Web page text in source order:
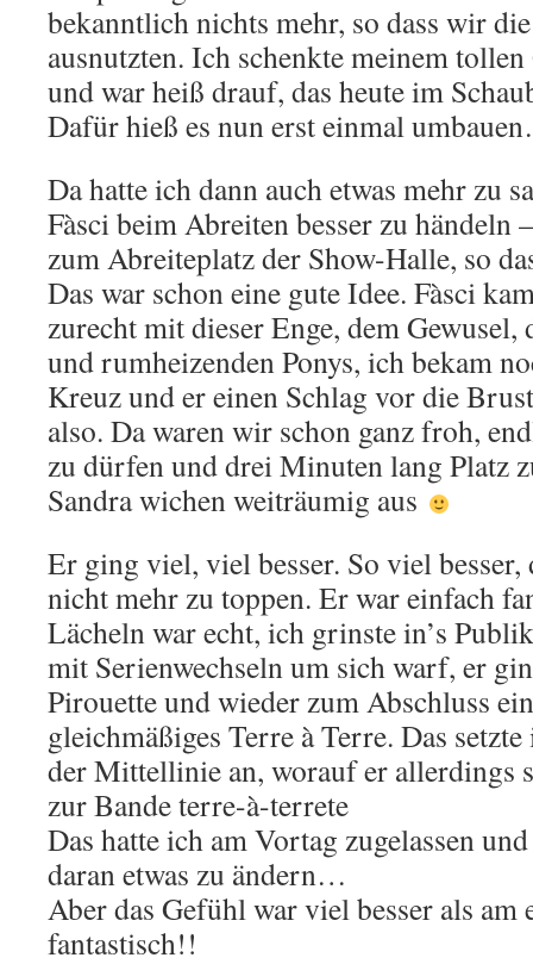
bekanntlich nichts mehr, so dass wir
ausnutzten. Ich schenkte meinem
und war heiß drauf, das heute im
Dafür hieß es nun erst einmal
Da hatte ich dann auch etwas mehr zu
Fàsci beim Abreiten besser zu
zum Abreiteplatz der Show-Halle, so
Das war schon eine gute Idee. Fàsci
zurecht mit dieser Enge, dem Gewusel,
und rumheizenden Ponys, ich bekam
Kreuz und er einen Schlag vor die
also. Da waren wir schon ganz froh,
zu dürfen und drei Minuten lang Platz
Sandra wichen weiträumig aus
Er ging viel, viel besser. So viel besser,
nicht mehr zu toppen. Er war einfach
Lächeln war echt, ich grinste in’s
mit Serienwechseln um sich warf, er
Pirouette und wieder zum Abschluss
gleichmäßiges Terre à Terre. Das
der Mittellinie an, worauf er allerdings
zur Bande terre-à-terrete
Das hatte ich am Vortag zugelassen
daran etwas zu ändern…
Aber das Gefühl war viel besser als am
fantastisch!!